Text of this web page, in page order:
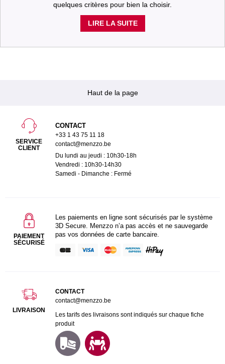
quelques critères pour bien la choisir.
LIRE LA SUITE
Haut de la page
SERVICE
CLIENT
CONTACT
+33 1 43 75 11 18
contact@menzzo.be
Du lundi au jeudi : 10h30-18h
Vendredi : 10h30-14h30
Samedi - Dimanche : Fermé
PAIEMENT
SÉCURISÉ
Les paiements en ligne sont sécurisés par le système
3D Secure. Menzzo n’a pas accès et ne sauvegarde
pas vos données de carte bancaire.
LIVRAISON
CONTACT
contact@menzzo.be
Les tarifs des livraisons sont indiqués sur chaque fiche
produit